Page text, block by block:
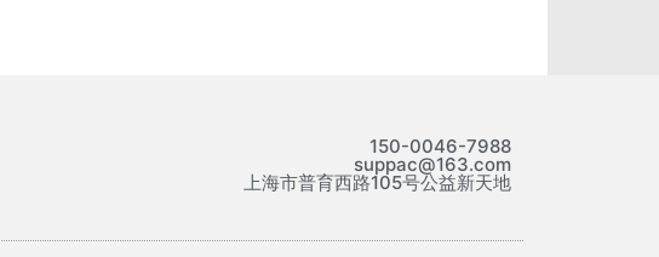
150-0046-7988
suppac@163.com
上海市普育西路105号公益新天地